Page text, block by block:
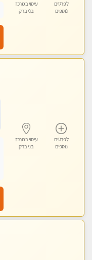
לפרטים
נוספים
עיסוי במרכז
בני ברק
לפרטים
נוספים
עיסוי במרכז
בני ברק